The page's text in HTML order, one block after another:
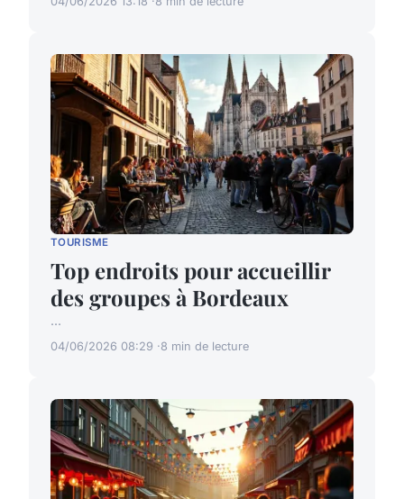
TOURISME
Top endroits pour accueillir
des groupes à Bordeaux
...
04/06/2026 08:29 8 min de lecture